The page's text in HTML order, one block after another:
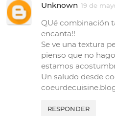
Unknown 19 de
QUé combinación
encanta!!
Se ve una textura
pienso que no
estamos
Un saludo desde
RESPONDER